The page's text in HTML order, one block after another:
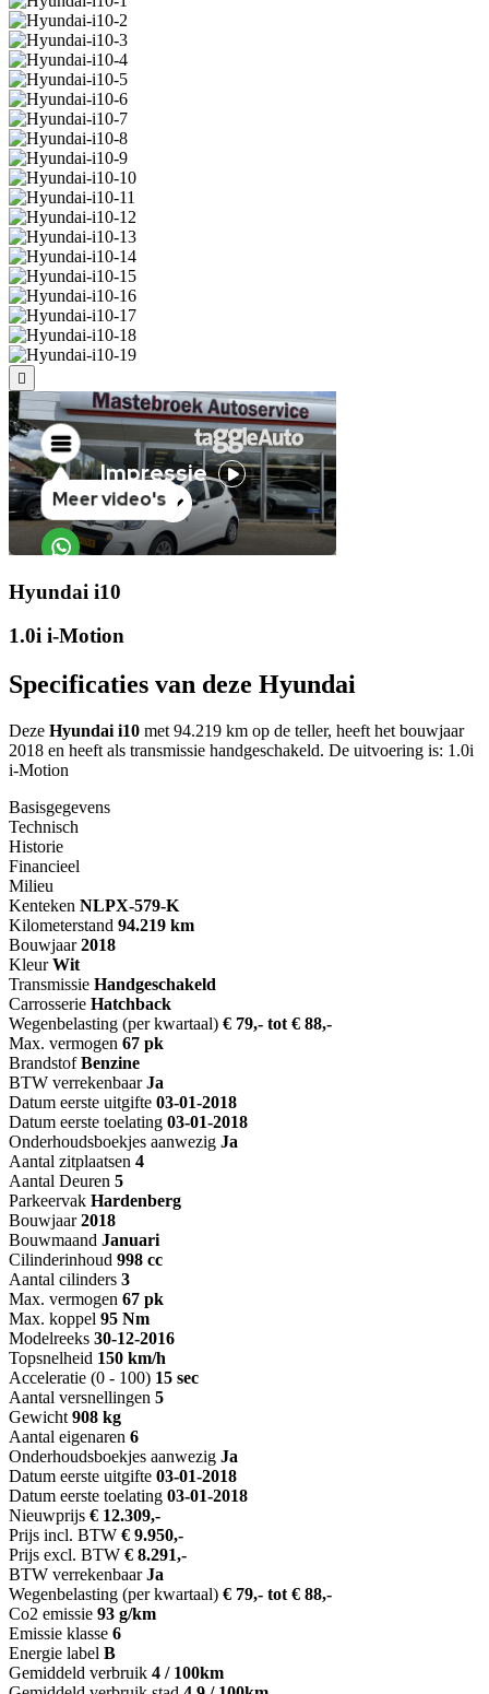
Hyundai i10
1.0i i-Motion
Specificaties van deze Hyundai
Deze Hyundai i10 met 94.219 km op de teller, heeft het bouwjaar
2018 en heeft als transmissie handgeschakeld. De uitvoering is: 1.0i
i-Motion
Basisgegevens
Technisch
Historie
Financieel
Milieu
Kenteken NLPX-579-K
Kilometerstand 94.219 km
Bouwjaar 2018
Kleur Wit
Transmissie Handgeschakeld
Carrosserie Hatchback
Wegenbelasting (per kwartaal) € 79,- tot € 88,-
Max. vermogen 67 pk
Brandstof Benzine
BTW verrekenbaar Ja
Datum eerste uitgifte 03-01-2018
Datum eerste toelating 03-01-2018
Onderhoudsboekjes aanwezig Ja
Aantal zitplaatsen 4
Aantal Deuren 5
Parkeervak Hardenberg
Bouwjaar 2018
Bouwmaand Januari
Cilinderinhoud 998 cc
Aantal cilinders 3
Max. vermogen 67 pk
Max. koppel 95 Nm
Modelreeks 30-12-2016
Topsnelheid 150 km/h
Acceleratie (0 - 100) 15 sec
Aantal versnellingen 5
Gewicht 908 kg
Aantal eigenaren 6
Onderhoudsboekjes aanwezig Ja
Datum eerste uitgifte 03-01-2018
Datum eerste toelating 03-01-2018
Nieuwprijs € 12.309,-
Prijs incl. BTW € 9.950,-
Prijs excl. BTW € 8.291,-
BTW verrekenbaar Ja
Wegenbelasting (per kwartaal) € 79,- tot € 88,-
Co2 emissie 93 g/km
Emissie klasse 6
Energie label B
Gemiddeld verbruik 4 / 100km